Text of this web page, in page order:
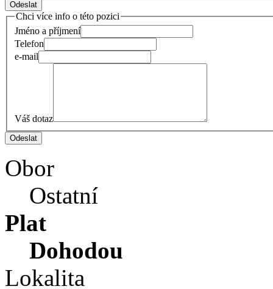
Chci více info o této pozici
Jméno a příjmení
Telefon
e-mail
Váš dotaz
Obor
Ostatní
Plat
Dohodou
Lokalita